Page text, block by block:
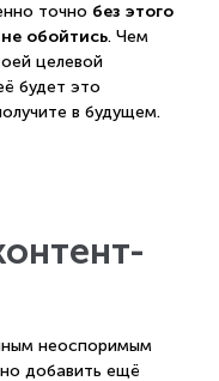
точно без этого
обойтись. Чем
целевой
будет это
в будущем.
неоспоримым
добавить ещё